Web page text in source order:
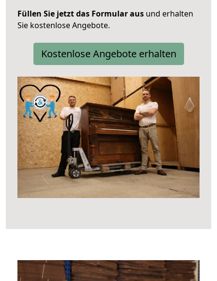
Füllen Sie jetzt das Formular aus und erhalten
Sie kostenlose Angebote.
Kostenlose Angebote erhalten